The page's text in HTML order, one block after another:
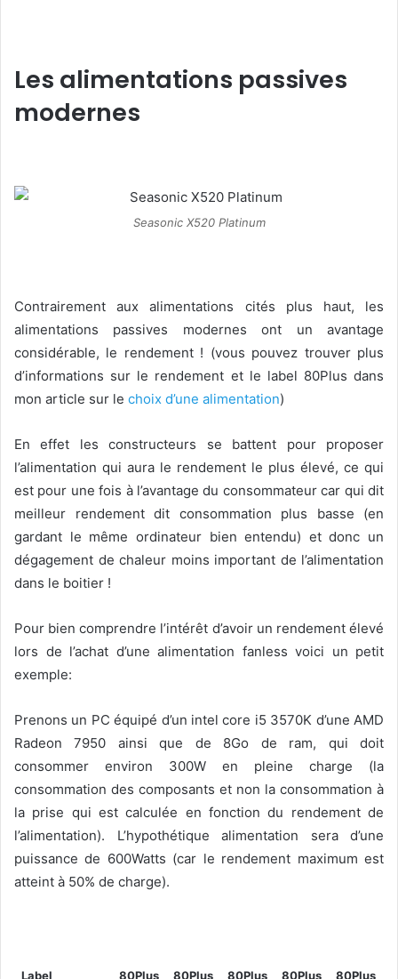
Les alimentations passives
modernes
Seasonic X520 Platinum
Contrairement aux alimentations cités plus haut, les
alimentations passives modernes ont un avantage
considérable, le rendement ! (vous pouvez trouver plus
d’informations sur le rendement et le label 80Plus dans
mon article sur le choix d’une alimentation)
En effet les constructeurs se battent pour proposer
l’alimentation qui aura le rendement le plus élevé, ce qui
est pour une fois à l’avantage du consommateur car qui dit
meilleur rendement dit consommation plus basse (en
gardant le même ordinateur bien entendu) et donc un
dégagement de chaleur moins important de l’alimentation
dans le boitier !
Pour bien comprendre l’intérêt d’avoir un rendement élevé
lors de l’achat d’une alimentation fanless voici un petit
exemple:
Prenons un PC équipé d’un intel core i5 3570K d’une AMD
Radeon 7950 ainsi que de 8Go de ram, qui doit
consommer environ 300W en pleine charge (la
consommation des composants et non la consommation à
la prise qui est calculée en fonction du rendement de
l’alimentation). L’hypothétique alimentation sera d’une
puissance de 600Watts (car le rendement maximum est
atteint à 50% de charge).
Label 80Plus 80Plus 80Plus 80Plus 80Plus